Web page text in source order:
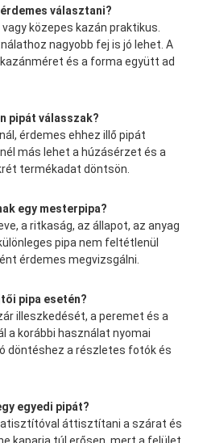
választani?
közepes kazán praktikus.
nagyobb fej is jó lehet. A
és a forma együtt ad
pipát válasszak?
érdemes ehhez illő pipát
más lehet a húzásérzet és a
termékadat döntsön.
egy mesterpipa?
a ritkaság, az állapot, az anyag
pipa nem feltétlenül
érdemes megvizsgálni.
pipa esetén?
illeszkedését, a peremet és a
a korábbi használat nyomai
döntéshez a részletes fotók és
egyedi pipát?
áttisztítani a szárat és